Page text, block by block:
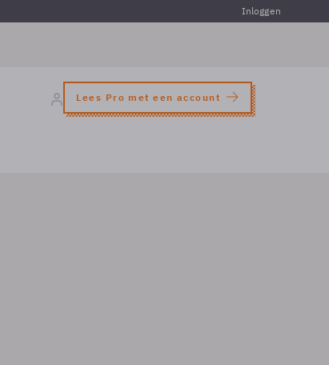
Inloggen
Lees Pro met een account